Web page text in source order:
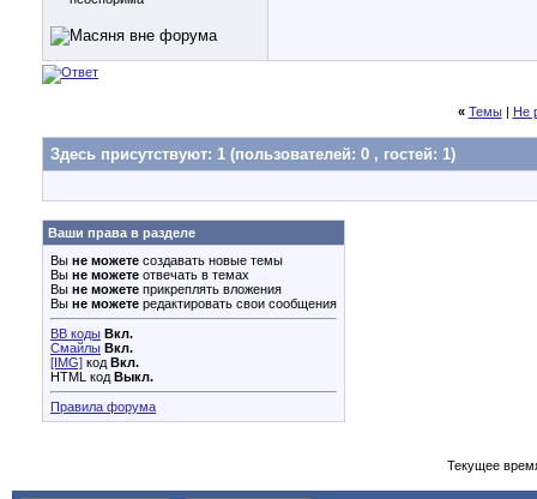
« Темы| Не
Здесь присутствуют: 1 (пользователей: 0 , гостей: 1)
Ваши права в разделе
Вы не можете создавать новые темы
Вы не можете отвечать в темах
Вы не можете прикреплять вложения
Вы не можете редактировать свои сообщения
BB коды Вкл.
Смайлы Вкл.
[IMG] код Вкл.
HTML код Выкл.
Правила форума
Текущее